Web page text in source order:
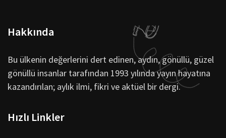
Hakkında
Bu ülkenin değerlerini dert edinen, aydın, gönüllü, güzel
gönüllü insanlar tarafından 1993 yılında yayın hayatına
kazandırılan; aylık ilmi, fikri ve aktüel bir dergi.
Hızlı Linkler